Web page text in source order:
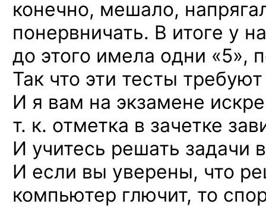
конечно, мешало,
понервничать. В итоге у
до этого имела одни «5»,
Так что эти тесты
И я вам на экзамене
т. к. отметка в зачетке
И учитесь решать задачи
И если вы уверены, что
компьютер глючит, то